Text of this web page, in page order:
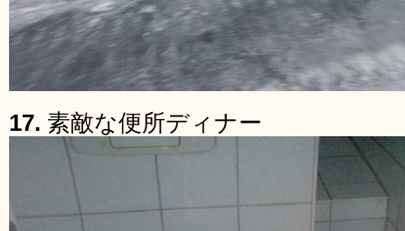
17. 素敵な便所ディナー